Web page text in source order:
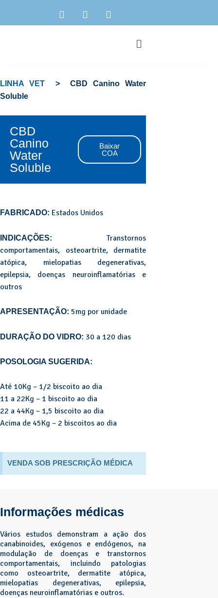
LINHA VET> CBD Canino Water
Soluble
CBD
Canino
Water
Soluble
Baixar
COA
FABRICADO: Estados Unidos
INDICAÇÕES: Transtornos
comportamentais, osteoartrite, dermatite
atópica, mielopatias degenerativas,
epilepsia, doenças neuroinflamatórias e
outros
APRESENTAÇÃO: 5mg por unidade
DURAÇÃO DO VIDRO: 30 a 120 dias
POSOLOGIA SUGERIDA:
Até 10Kg – 1/2 biscoito ao dia
11 a 22Kg – 1 biscoito ao dia
22 a 44Kg – 1,5 biscoito ao dia
Acima de 45Kg – 2 biscoitos ao dia
VENDA SOB PRESCRIÇÃO MÉDICA
Informações médicas
Vários estudos demonstram a ação dos
canabinoides, exógenos e endógenos, na
modulação de doenças e transtornos
comportamentais, incluindo patologias
como osteoartrite, dermatite atópica,
mielopatias degenerativas, epilepsia,
doenças neuroinflamatórias e outros.